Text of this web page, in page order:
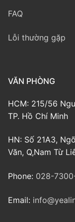
FAQ
Lỗi thường gặp
VĂN PHÒNG
HCM: 215/56
TP. Hồ Chí Minh
HN: Số 21A3,
Văn, Q,Nam Từ
Phone: 028-
Email: